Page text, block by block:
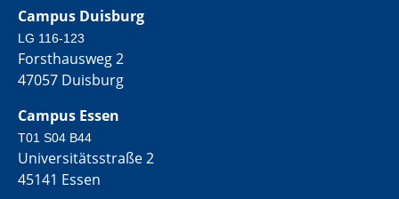
Campus Duisburg
LG 116-123
Forsthausweg 2
47057 Duisburg
Campus Essen
T01 S04 B44
Universitätsstraße 2
45141 Essen